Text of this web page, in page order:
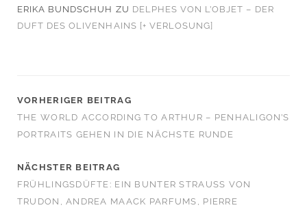
ERIKA BUNDSCHUH ZU DELPHES VON L’OBJET – DER
DUFT DES OLIVENHAINS [+ VERLOSUNG]
VORHERIGER BEITRAG
THE WORLD ACCORDING TO ARTHUR – PENHALIGON’S
PORTRAITS GEHEN IN DIE NÄCHSTE RUNDE
NÄCHSTER BEITRAG
FRÜHLINGSDÜFTE: EIN BUNTER STRAUSS VON T
RUDON, ANDREA MAACK PARFUMS, PIERRE G